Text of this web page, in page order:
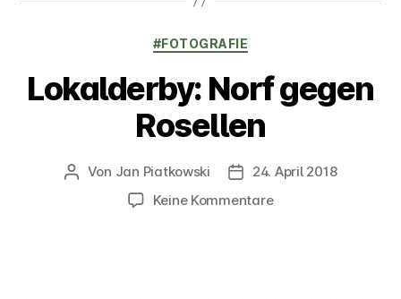
Kategorien
#FOTOGRAFIE
Lokalderby: Norf gegen
Rosellen
Beitragsautor
Von Jan Piatkowski Veröffentlichungsdatum
24. April 2018
Keine Kommentarezu